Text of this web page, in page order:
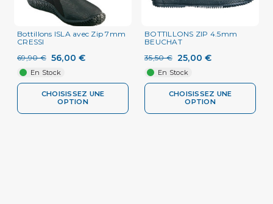
Bottillons ISLA avec Zip 7mm
CRESSI
69,90 € 56,00 €
En Stock
CHOISISSEZ UNE
OPTION
BOTTILLONS ZIP 4.5mm
BEUCHAT
35,50 € 25,00 €
En Stock
CHOISISSEZ UNE
OPTION